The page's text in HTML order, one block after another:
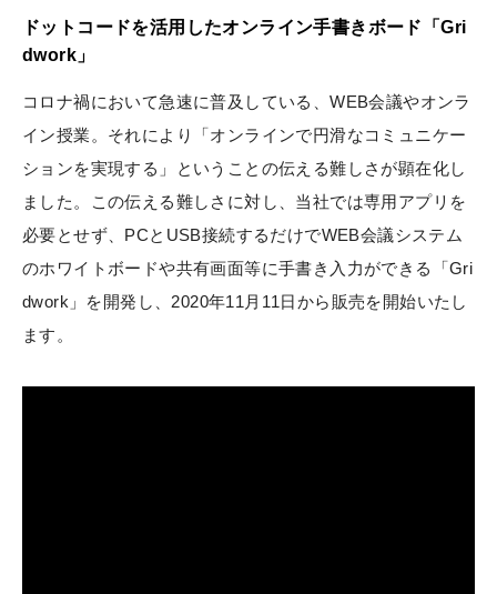
ドットコードを活用したオンライン手書きボード「Gri
dwork」
コロナ禍において急速に普及している、WEB会議やオンラ
イン授業。それにより「オンラインで円滑なコミュニケー
ションを実現する」ということの伝える難しさが顕在化し
ました。この伝える難しさに対し、当社では専用アプリを
必要とせず、PCとUSB接続するだけでWEB会議システム
のホワイトボードや共有画面等に手書き入力ができる「Gri
dwork」を開発し、2020年11月11日から販売を開始いたし
ます。